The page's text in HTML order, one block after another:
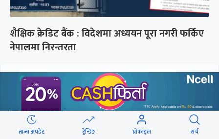
शैक्षिक क्रेडिट बैंक : विदेशमा अध्ययन पूरा नगरी फर्किए
नेपालमा निरन्तरता
छुटाउनुभयो कि ?
संसद्लाई टेर्दैनन् प्रधानमन्त्री, लाचार
छन् सभामुख
ताजा अपडेट ट्रेन्डिङ प्रोफाइल सर्च